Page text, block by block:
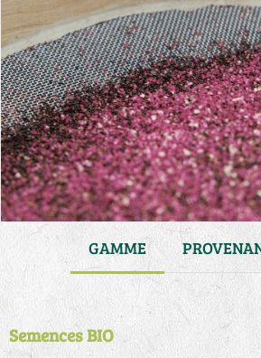
GAMME
Semences BIO